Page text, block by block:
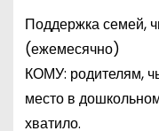
Поддержка семей,
(ежемесячно)
КОМУ: родителям,
место в
хватило.